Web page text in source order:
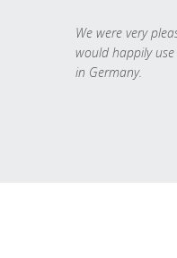
We were very
would happily
in Germany.